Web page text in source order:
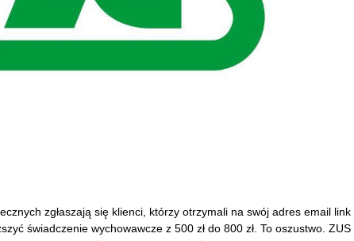
zgłaszają się klienci, którzy otrzymali na swój adres email link
świadczenie wychowawcze z 500 zł do 800 zł. To oszustwo. ZUS